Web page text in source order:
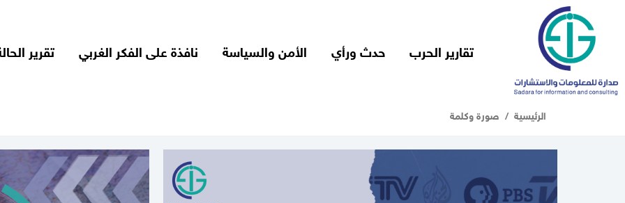
تقارير الحرب حدث ورأي الأمن والسياسة نافذة على الفكر الغربي تقرير
الرئيسية صورة وكلمة